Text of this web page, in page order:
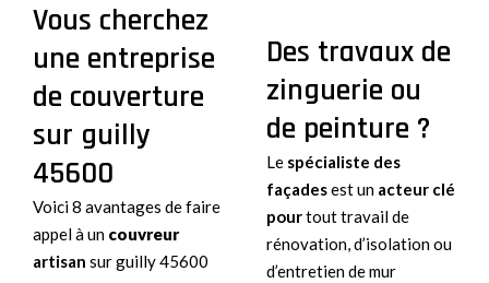
Vous cherchez
une entreprise
de couverture
sur guilly
45600
Voici 8 avantages de faire
appel à un couvreur
artisan sur guilly 45600
Des travaux de
zinguerie ou
de peinture ?
Le spécialiste des
façadesest un acteur clé
pourtout travail de
rénovation, d’isolation ou
d’entretien de mur